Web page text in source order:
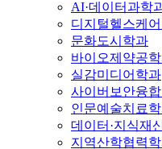
AI·데이터과학
디지털헬스케
문화도시학과
바이오제약공
실감미디어학과
사이버보안융
인문예술치료
데이터·지식재
지역산학협력